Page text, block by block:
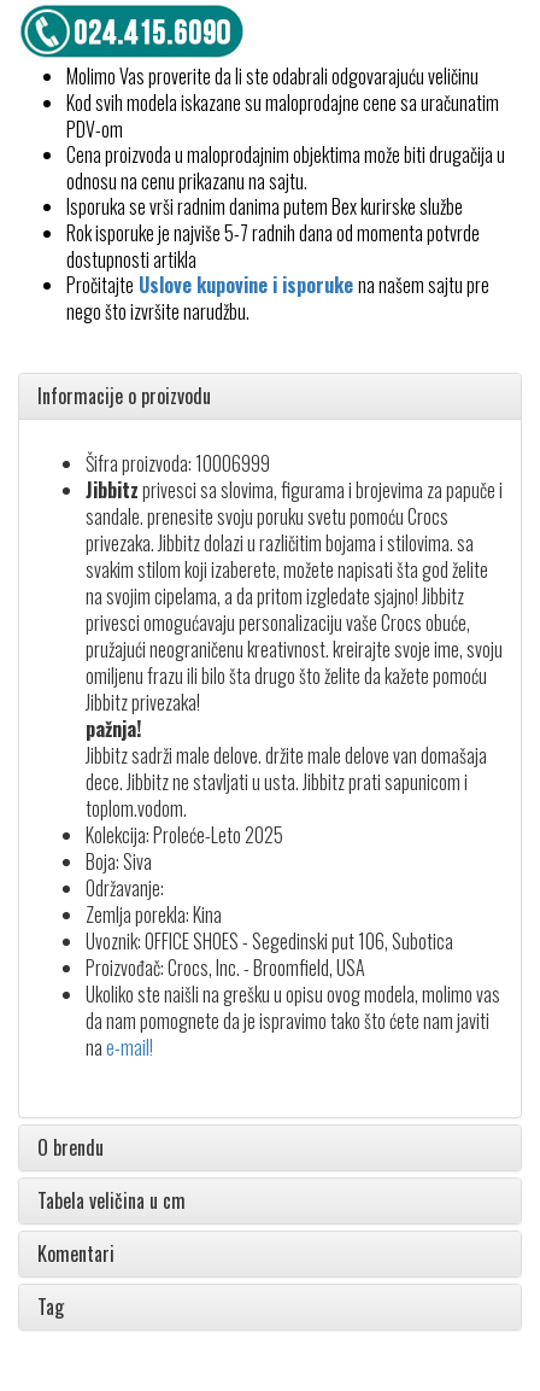
Molimo Vas proverite da li ste odabrali odgovarajuću veličinu
Kod svih modela iskazane su maloprodajne cene sa uračunatim
PDV-om
Cena proizvoda u maloprodajnim objektima može biti drugačija u
odnosu na cenu prikazanu na sajtu.
Isporuka se vrši radnim danima putem Bex kurirske službe
Rok isporuke je najviše 5-7 radnih dana od momenta potvrde
dostupnosti artikla
Pročitajte Uslove kupovine i isporukena našem sajtu pre
nego što izvršite narudžbu.
Informacije o proizvodu
Šifra proizvoda: 10006999
Jibbitzprivesci sa slovima, figurama i brojevima za papuče i
sandale. prenesite svoju poruku svetu pomoću Crocs
privezaka. Jibbitz dolazi u različitim bojama i stilovima. sa
svakim stilom koji izaberete, možete napisati šta god želite
na svojim cipelama, a da pritom izgledate sjajno! Jibbitz
privesci omogućavaju personalizaciju vaše Crocs obuće,
pružajući neograničenu kreativnost. kreirajte svoje ime, svoju
omiljenu frazu ili bilo šta drugo što želite da kažete pomoću
Jibbitz privezaka!
pažnja!
Jibbitz sadrži male delove. držite male delove van domašaja
dece. Jibbitz ne stavljati u usta. Jibbitz prati sapunicom i
toplom.vodom.
Kolekcija: Proleće-Leto 2025
Boja: Siva
Održavanje:
Zemlja porekla: Kina
Uvoznik: OFFICE SHOES - Segedinski put 106, Subotica
Proizvođač: Crocs, Inc. - Broomfield, USA
Ukoliko ste naišli na grešku u opisu ovog modela, molimo vas
da nam pomognete da je ispravimo tako što ćete nam javiti
nae-mail!
O brendu
Tabela veličina u cm
Komentari
Tag